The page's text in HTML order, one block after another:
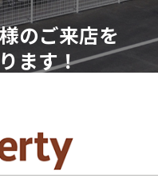
のご来店を
ます！